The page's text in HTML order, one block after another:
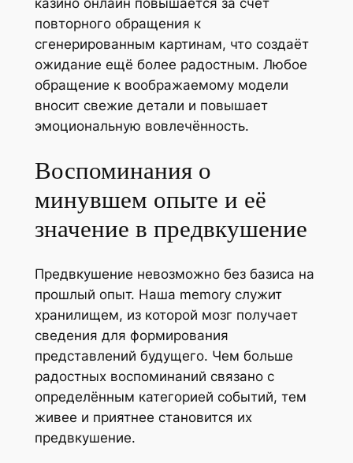
казино онлайн повышается за счёт
повторного обращения к
сгенерированным картинам, что создаёт
ожидание ещё более радостным. Любое
обращение к воображаемому модели
вносит свежие детали и повышает
эмоциональную вовлечённость.
Воспоминания о
минувшем опыте и её
значение в предвкушение
Предвкушение невозможно без базиса на
прошлый опыт. Наша memory служит
хранилищем, из которой мозг получает
сведения для формирования
представлений будущего. Чем больше
радостных воспоминаний связано с
определённым категорией событий, тем
живее и приятнее становится их
предвкушение.